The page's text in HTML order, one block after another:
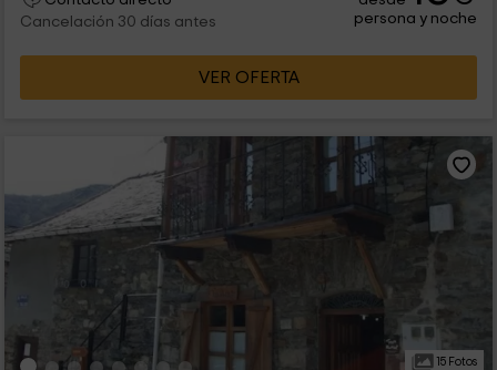
Cancelación 30 días antes
persona y noche
VER OFERTA
15 Fotos